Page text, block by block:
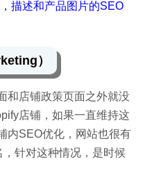
描述和产品图片的SEO
）
和店铺政策页面之外就没
店铺，如果一直维持这
内SEO优化，网站也很有
针对这种情况，是时候